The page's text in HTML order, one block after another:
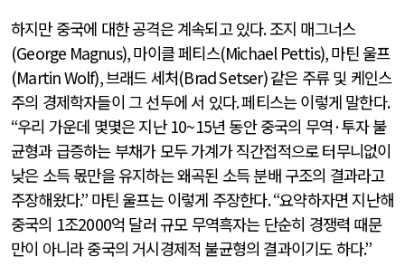
하지만 중국에 대한 공격은 계속되고 있다.조지 매그너스
(George Magnus),마이클 페티스(Michael Pettis),마틴 울프
(Martin Wolf),브래드 세처(Brad Setser)같은 주류 및 케인스
주의 경제학자들이 그 선두에 서 있다.페티스는 이렇게 말한다.
“우리 가운데 몇몇은 지난 10~15년 동안 중국의 무역 ·투자 불
균형과 급증하는 부채가 모두 가계가 직간접적으로 터무니없이
낮은 소득 몫만을 유지하는 왜곡된 소득 분배 구조의 결과라고
주장해왔다.” 마틴 울프는 이렇게 주장한다. “요약하자면 지난해
중국의 1조2000억 달러 규모 무역흑자는 단순히 경쟁력 때문
만이 아니라 중국의 거시경제적 불균형의 결과이기도 하다.”